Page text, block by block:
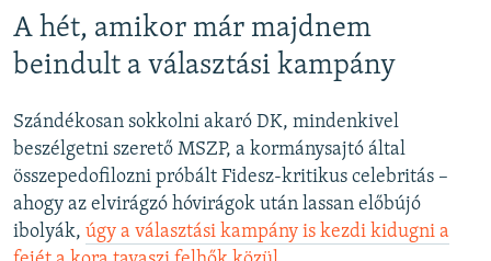
A hét, amikor már majdnem
beindult a választási kampány
Szándékosan sokkolni akaró DK, mindenkivel
beszélgetni szerető MSZP, a kormánysajtó által
összepedofilozni próbált Fidesz-kritikus celebritás –
ahogy az elvirágzó hóvirágok után lassan előbújó
ibolyák, úgy a választási kampány is kezdi kidugni a